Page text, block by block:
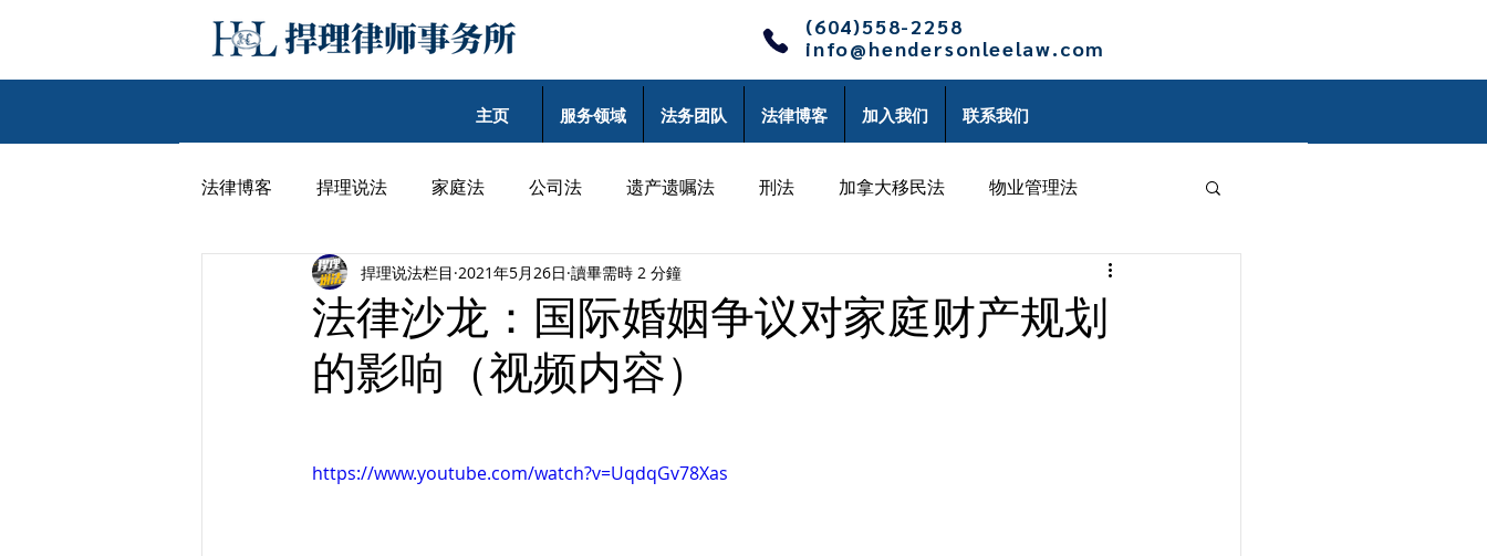
(604)558-2258
info@hendersonleelaw.com
主页 服务领域 法务团队 法律博客 加入我们 联系我们
法律博客 捍理说法 家庭法 公司法 遗产遗嘱法 刑法 加拿大移民法 物业管理法
民事纠纷 其他 李子沛律师博客 单丹律师博客
王期汉律师博客 韩丹尼律师博客
法律沙龙：国际婚姻争议对家庭财产规划
的影响（视频内容）
捍理说法栏目 2021年5月26日 讀畢需時 2 分鐘
https://www.youtube.com/watch?v=UqdqGv78Xas